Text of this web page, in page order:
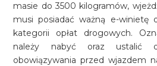
masie do 3500 kilogramów,
musi posiadać ważną e-winietę
kategorii opłat drogowych.
należy nabyć oraz ustalić
obowiązywania przed wjazdem